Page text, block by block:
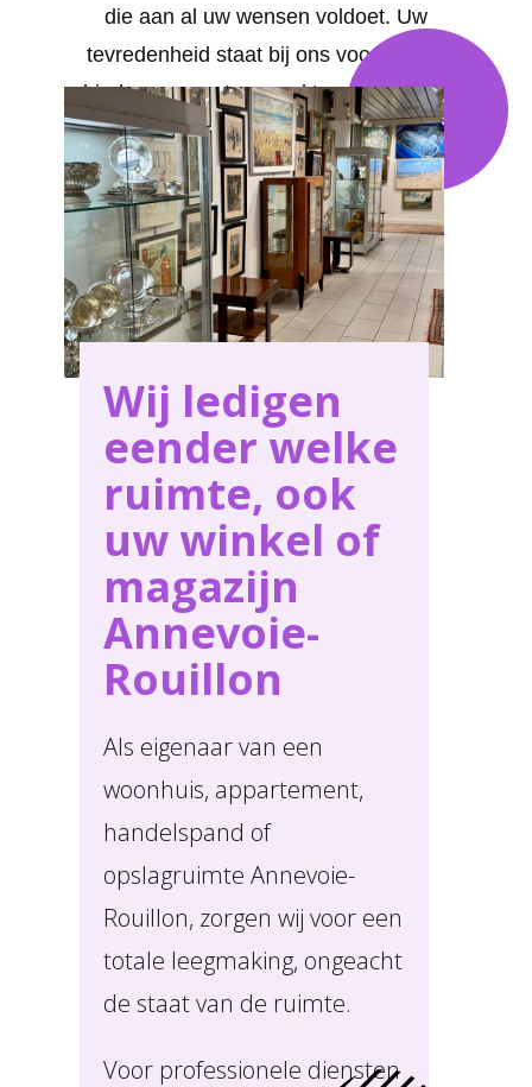
die aan al uw wensen voldoet. Uw
tevredenheid staat bij ons voorop. We
bieden op maat gemaakte oplossingen
voor al uw behoeften in Annevoie-
Rouillon .
Wij ledigen
eender welke
ruimte, ook
uw winkel of
magazijn
Annevoie-
Rouillon
Als eigenaar van een
woonhuis, appartement,
handelspand of
opslagruimte Annevoie-
Rouillon, zorgen wij voor een
totale leegmaking, ongeacht
de staat van de ruimte.
Voor professionele diensten